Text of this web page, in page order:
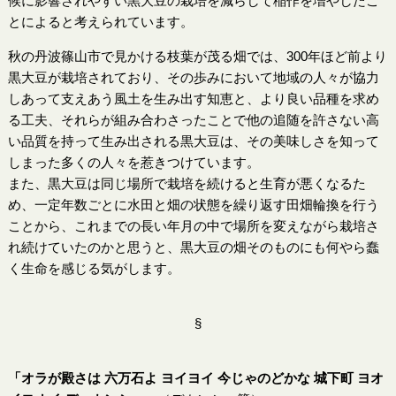
とによると考えられています。
秋の丹波篠山市で見かける枝葉が茂る畑では、300年ほど前より
黒大豆が栽培されており、その歩みにおいて地域の人々が協力
しあって支えあう風土を生み出す知恵と、より良い品種を求め
る工夫、それらが組み合わさったことで他の追随を許さない高
い品質を持って生み出される黒大豆は、その美味しさを知って
しまった多くの人々を惹きつけています。
また、黒大豆は同じ場所で栽培を続けると生育が悪くなるた
め、一定年数ごとに水田と畑の状態を繰り返す田畑輪換を行う
ことから、これまでの長い年月の中で場所を変えながら栽培さ
れ続けていたのかと思うと、黒大豆の畑そのものにも何やら蠢
く生命を感じる気がします。
§
「オラが殿さは 六万石よ ヨイヨイ 今じゃのどかな 城下町 ヨオ